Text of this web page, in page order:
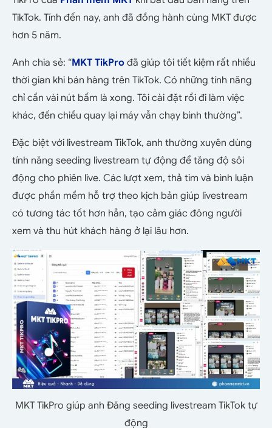
TikTok. Tính đến nay, anh đã đồng hành cùng MKT được
hơn 5 năm.
Anh chia sẻ: “MKT TikPro đã giúp tôi tiết kiệm rất nhiều
thời gian khi bán hàng trên TikTok. Có những tính năng
chỉ cần vài nút bấm là xong. Tôi cài đặt rồi đi làm việc
khác, đến chiều quay lại máy vẫn chạy bình thường”.
Đặc biệt với livestream TikTok, anh thường xuyên dùng
tính năng seeding livestream tự động để tăng độ sôi
động cho phiên live. Các lượt xem, thả tim và bình luận
được phần mềm hỗ trợ theo kịch bản giúp livestream
có tương tác tốt hơn hẳn, tạo cảm giác đông người
xem và thu hút khách hàng ở lại lâu hơn.
MKT TikPro giúp anh Đăng seeding livestream TikTok tự
động